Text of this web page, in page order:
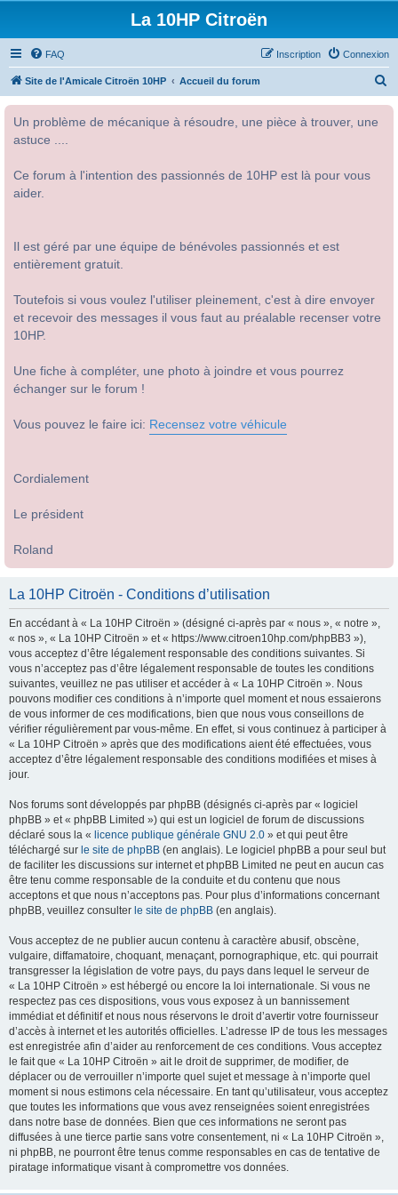
La 10HP Citroën
FAQ Connexion
Inscription
Site de l'Amicale Citroën 10HP Accueil du forum
Un problème de mécanique à résoudre, une pièce à trouver, une
astuce ....
Ce forum à l'intention des passionnés de 10HP est là pour vous
aider.
Il est géré par une équipe de bénévoles passionnés et est
entièrement gratuit.
Toutefois si vous voulez l'utiliser pleinement, c'est à dire envoyer
et recevoir des messages il vous faut au préalable recenser votre
10HP.
Une fiche à compléter, une photo à joindre et vous pourrez
échanger sur le forum !
Vous pouvez le faire ici: Recensez votre véhicule
Cordialement
Le président
Roland
La 10HP Citroën - Conditions d’utilisation
En accédant à « La 10HP Citroën » (désigné ci-après par « nous », « notre »,
« nos », « La 10HP Citroën » et « https://www.citroen10hp.com/phpBB3 »),
vous acceptez d’être légalement responsable des conditions suivantes. Si
vous n’acceptez pas d’être légalement responsable de toutes les conditions
suivantes, veuillez ne pas utiliser et accéder à « La 10HP Citroën ». Nous
pouvons modifier ces conditions à n’importe quel moment et nous essaierons
de vous informer de ces modifications, bien que nous vous conseillons de
vérifier régulièrement par vous-même. En effet, si vous continuez à participer à
« La 10HP Citroën » après que des modifications aient été effectuées, vous
acceptez d’être légalement responsable des conditions modifiées et mises à
jour.
Nos forums sont développés par phpBB (désignés ci-après par « logiciel
phpBB » et « phpBB Limited ») qui est un logiciel de forum de discussions
déclaré sous la « licence publique générale GNU 2.0 » et qui peut être
téléchargé sur le site de phpBB (en anglais). Le logiciel phpBB a pour seul but
de faciliter les discussions sur internet et phpBB Limited ne peut en aucun cas
être tenu comme responsable de la conduite et du contenu que nous
acceptons et que nous n’acceptons pas. Pour plus d’informations concernant
phpBB, veuillez consulter le site de phpBB (en anglais).
Vous acceptez de ne publier aucun contenu à caractère abusif, obscène,
vulgaire, diffamatoire, choquant, menaçant, pornographique, etc. qui pourrait
transgresser la législation de votre pays, du pays dans lequel le serveur de
« La 10HP Citroën » est hébergé ou encore la loi internationale. Si vous ne
respectez pas ces dispositions, vous vous exposez à un bannissement
immédiat et définitif et nous nous réservons le droit d’avertir votre fournisseur
d’accès à internet et les autorités officielles. L’adresse IP de tous les messages
est enregistrée afin d’aider au renforcement de ces conditions. Vous acceptez
le fait que « La 10HP Citroën » ait le droit de supprimer, de modifier, de
déplacer ou de verrouiller n’importe quel sujet et message à n’importe quel
moment si nous estimons cela nécessaire. En tant qu’utilisateur, vous acceptez
que toutes les informations que vous avez renseignées soient enregistrées
dans notre base de données. Bien que ces informations ne seront pas
diffusées à une tierce partie sans votre consentement, ni « La 10HP Citroën »,
ni phpBB, ne pourront être tenus comme responsables en cas de tentative de
piratage informatique visant à compromettre vos données.